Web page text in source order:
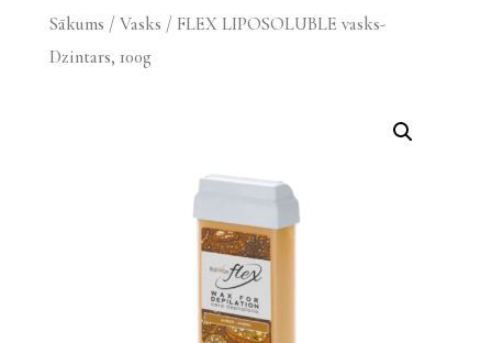
Sākums / Vasks / FLEX LIPOSOLUBLE vasks-
Dzintars, 100g